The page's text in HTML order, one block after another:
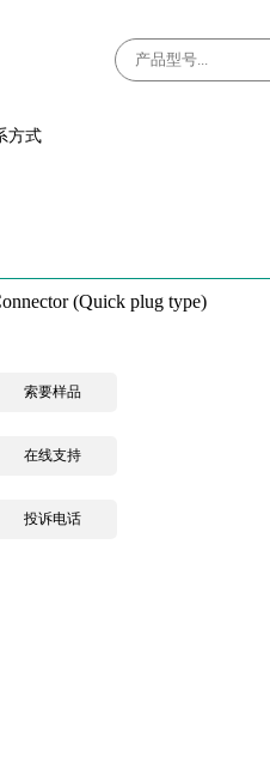
方式
(Quick plug type)
索要样品
在线支持
投诉电话